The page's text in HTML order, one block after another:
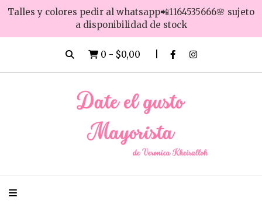
Talles y colores pedir al whatsapp📲1164535666🌸 sujeto
a disponibilidad de stock
0 - $0,00